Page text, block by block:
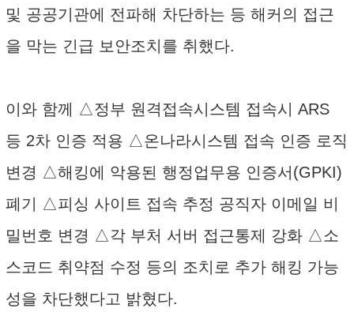
및 공공기관에 전파해 차단하는 등 해커의 접근
을 막는 긴급 보안조치를 취했다.
이와 함께 △정부 원격접속시스템 접속시 ARS
등 2차 인증 적용 △온나라시스템 접속 인증 로직
변경 △해킹에 악용된 행정업무용 인증서(GPKI)
폐기 △피싱 사이트 접속 추정 공직자 이메일 비
밀번호 변경 △각 부처 서버 접근통제 강화 △소
스코드 취약점 수정 등의 조치로 추가 해킹 가능
성을 차단했다고 밝혔다.